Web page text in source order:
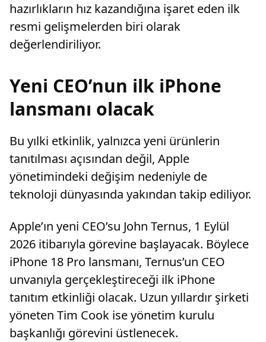
hazırlıkların hız kazandığına işaret eden ilk
resmi gelişmelerden biri olarak
değerlendiriliyor.
Yeni CEO’nun ilk iPhone
lansmanı olacak
Bu yılki etkinlik, yalnızca yeni ürünlerin
tanıtılması açısından değil, Apple
yönetimindeki değişim nedeniyle de
teknoloji dünyasında yakından takip ediliyor.
Apple’ın yeni CEO’su John Ternus, 1 Eylül
2026 itibarıyla görevine başlayacak. Böylece
iPhone 18 Pro lansmanı, Ternus’un CEO
unvanıyla gerçekleştireceği ilk iPhone
tanıtım etkinliği olacak. Uzun yıllardır şirketi
yöneten Tim Cook ise yönetim kurulu
başkanlığı görevini üstlenecek.